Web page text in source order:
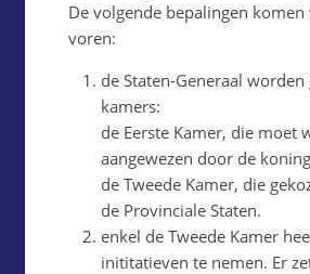
De volgende bepalingen
voren:
de Staten-Generaal
kamers:
de Eerste Kamer, die moet
aangewezen door de
de Tweede Kamer, die
de Provinciale Staten.
enkel de Tweede Kamer
inititatieven te nemen. Er